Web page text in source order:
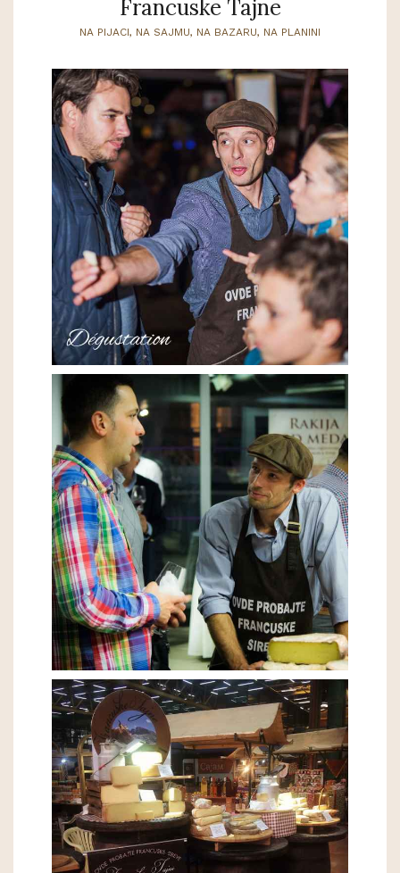
Francuske Tajne
NA PIJACI, NA SAJMU, NA BAZARU, NA PLANINI